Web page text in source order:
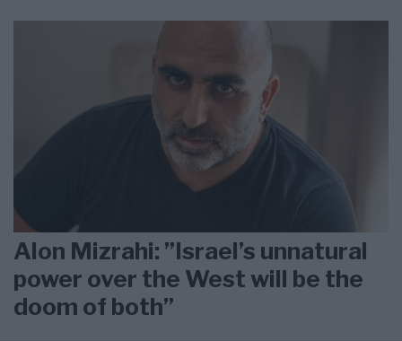
Alon Mizrahi: ”Israel’s unnatural
power over the West will be the
doom of both”